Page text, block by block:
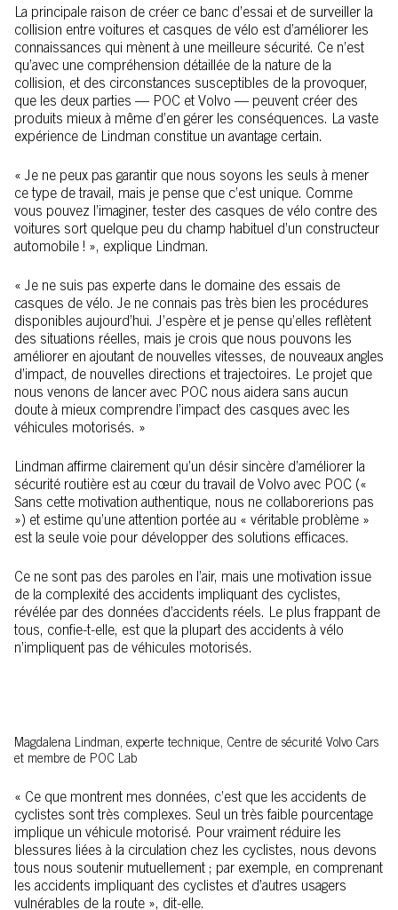
La principale raison de créer ce banc d’essai et de surveiller la
collision entre voitures et casques de vélo est d’améliorer les
connaissances qui mènent à une meilleure sécurité. Ce n’est
qu’avec une compréhension détaillée de la nature de la
collision, et des circonstances susceptibles de la provoquer,
que les deux parties — POC et Volvo — peuvent créer des
produits mieux à même d’en gérer les conséquences. La vaste
expérience de Lindman constitue un avantage certain.
« Je ne peux pas garantir que nous soyons les seuls à mener
ce type de travail, mais je pense que c’est unique. Comme
vous pouvez l’imaginer, tester des casques de vélo contre des
voitures sort quelque peu du champ habituel d’un constructeur
automobile ! », explique Lindman.
« Je ne suis pas experte dans le domaine des essais de
casques de vélo. Je ne connais pas très bien les procédures
disponibles aujourd’hui. J’espère et je pense qu’elles reflètent
des situations réelles, mais je crois que nous pouvons les
améliorer en ajoutant de nouvelles vitesses, de nouveaux angles
d’impact, de nouvelles directions et trajectoires. Le projet que
nous venons de lancer avec POC nous aidera sans aucun
doute à mieux comprendre l’impact des casques avec les
véhicules motorisés. »
Lindman affirme clairement qu’un désir sincère d’améliorer la
sécurité routière est au cœur du travail de Volvo avec POC («
Sans cette motivation authentique, nous ne collaborerions pas
») et estime qu’une attention portée au « véritable problème »
est la seule voie pour développer des solutions efficaces.
Ce ne sont pas des paroles en l’air, mais une motivation issue
de la complexité des accidents impliquant des cyclistes,
révélée par des données d’accidents réels. Le plus frappant de
tous, confie-t-elle, est que la plupart des accidents à vélo
n’impliquent pas de véhicules motorisés.
Magdalena Lindman, experte technique, Centre de sécurité Volvo Cars
et membre de POC Lab
« Ce que montrent mes données, c’est que les accidents de
cyclistes sont très complexes. Seul un très faible pourcentage
implique un véhicule motorisé. Pour vraiment réduire les
blessures liées à la circulation chez les cyclistes, nous devons
tous nous soutenir mutuellement ; par exemple, en comprenant
les accidents impliquant des cyclistes et d’autres usagers
vulnérables de la route », dit-elle.